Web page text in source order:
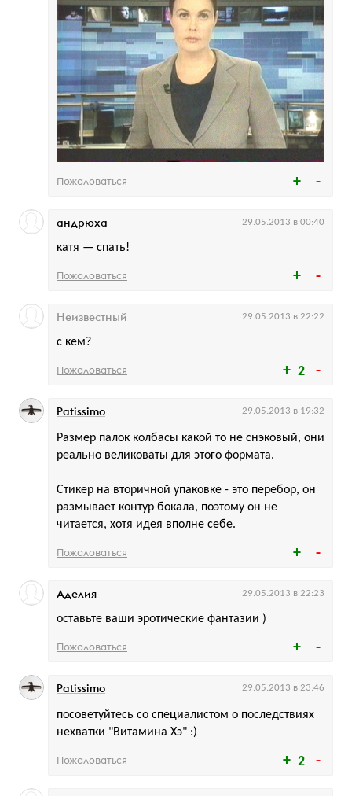
Пожаловаться
катя — спать!
андрюха 29.05.2013 в 00:40
Пожаловаться
2
с кем?
Неизвестный 29.05.2013 в 22:22
Пожаловаться
Размер палок колбасы какой то не снэковый, они
реально великоваты для этого формата.
Стикер на вторичной упаковке - это перебор, он
размывает контур бокала, поэтому он не
читается, хотя идея вполне себе.
Patissimo 29.05.2013 в 19:32
Пожаловаться
оставьте ваши эротические фантазии )
Аделия 29.05.2013 в 22:23
Пожаловаться
2
посоветуйтесь со специалистом о последствиях
нехватки "Витамина Хэ" :)
Patissimo 29.05.2013 в 23:46
Пожаловаться